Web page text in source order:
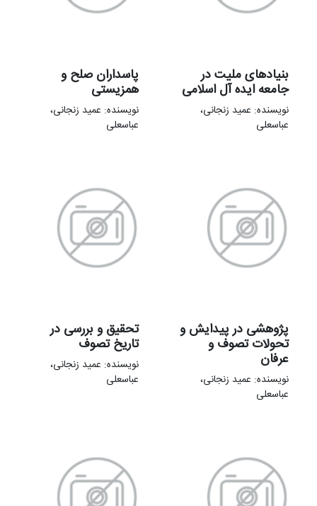
بنیادهای ملیت در
جامعه ایده آل اسلامی
نویسنده: عمید زنجانی،
عباسعلی
پاسداران صلح و
همزیستی
نویسنده: عمید زنجانی،
عباسعلی
پژوهشی در پیدایش و
تحولات تصوف و
عرفان
نویسنده: عمید زنجانی،
عباسعلی
تحقیق و بررسی در
تاریخ تصوف
نویسنده: عمید زنجانی،
عباسعلی